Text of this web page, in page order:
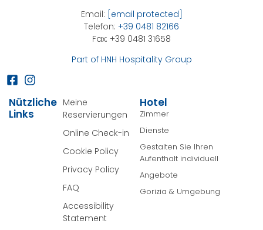
Nützliche
Links
Meine
Reservierungen
Online Check-in
Cookie Policy
Privacy Policy
FAQ
Accessibility
Statement
Hotel
Zimmer
Dienste
Gestalten Sie Ihren
Aufenthalt individuell
Angebote
Gorizia & Umgebung
Email: [email protected]
Telefon: +39 0481 82166
Fax: +39 0481 31658
Part of HNH Hospitality Group